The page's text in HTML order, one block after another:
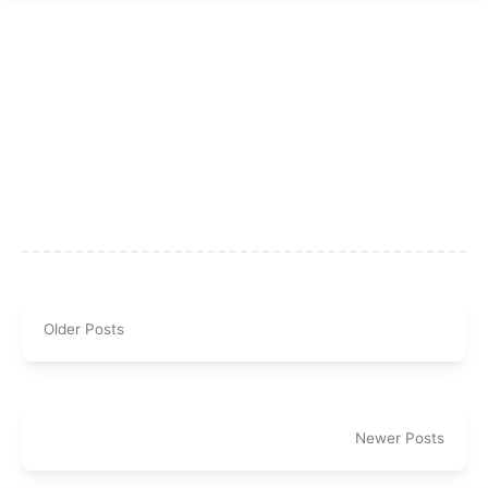
Older Posts
Newer Posts